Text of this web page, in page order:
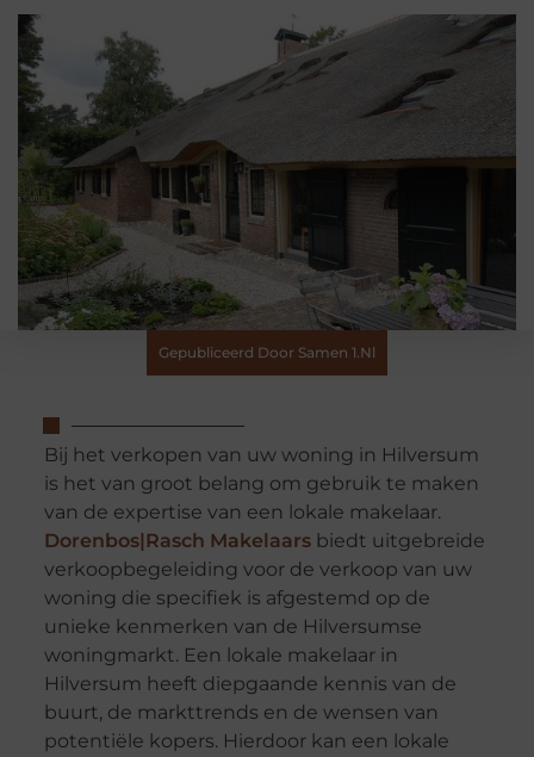
Gepubliceerd Door Samen 1.nl
Bij het verkopen van uw woning in Hilversum
is het van groot belang om gebruik te maken
van de expertise van een lokale makelaar.
Dorenbos|Rasch Makelaarsbiedt uitgebreide
verkoopbegeleiding voor de verkoop van uw
woning die specifiek is afgestemd op de
unieke kenmerken van de Hilversumse
woningmarkt. Een lokale makelaar in
Hilversum heeft diepgaande kennis van de
buurt, de markttrends en de wensen van
potentiële kopers. Hierdoor kan een lokale